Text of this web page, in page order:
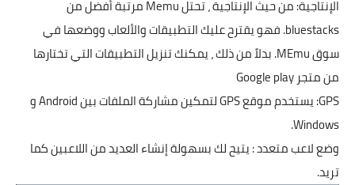
الإنتاجية: من حيث الإنتاجية ، تحتل Memu مرتبة أفضل من
bluestacks. فهو يقترح عليك التطبيقات والألعاب ووضعها في
سوق MEmu. بدلاً من ذلك ، يمكنك تنزيل التطبيقات التي تختارها
من متجر Google play
GPS: يستخدم موقع GPS لتمكين مشاركة الملفات بين Android و
Windows.
وضع لاعب متعدد : يتيح لك بسهولة إنشاء العديد من اللاعبين كما
تريد.